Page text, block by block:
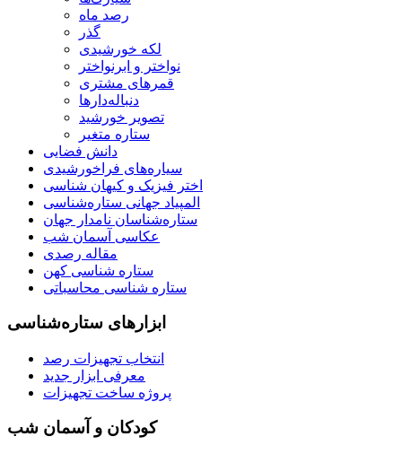
رصد ماه
گذر
لکه خورشیدی
نواختر و ابرنواختر
قمرهای مشتری
دنباله‌دارها
تصویر خورشید
ستاره متغیر
دانش فضایی
سیاره‌های فراخورشیدی
اختر فیزیک و کیهان شناسی
المپیاد جهانی ستاره‌شناسی
ستاره‌شناسان نامدار جهان
عکاسی آسمان شب
مقاله رصدی
ستاره شناسی کهن
ستاره شناسی محاسباتی
ابزارهای ستاره‌شناسی
انتخاب تجهیزات رصد
معرفی ابزار جدید
پروژه ساخت تجهیزات
کودکان و آسمان شب